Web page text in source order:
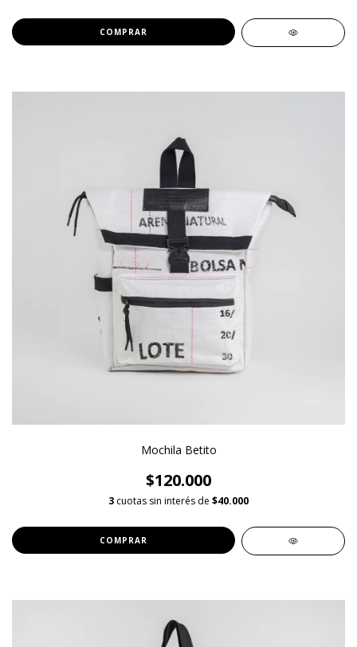
COMPRAR
Mochila Betito
$120.000
3 cuotas sin interés de $40.000
COMPRAR